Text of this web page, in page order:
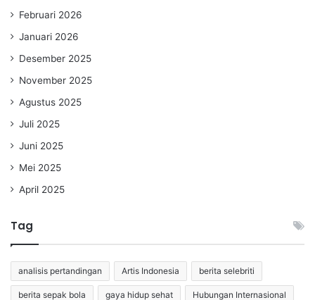
Februari 2026
Januari 2026
Desember 2025
November 2025
Agustus 2025
Juli 2025
Juni 2025
Mei 2025
April 2025
Tag
analisis pertandingan Artis Indonesia berita selebriti
berita sepak bola gaya hidup sehat Hubungan Internasional